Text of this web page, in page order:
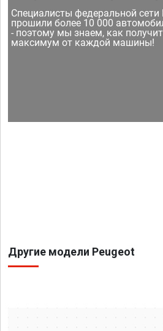
Специалисты федеральной
прошили более 10 000
- поэтому мы знаем, как
максимум от каждой машины!
Другие модели Peugeot